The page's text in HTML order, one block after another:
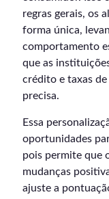
regras gerais, os
forma única,
comportamento
que as
crédito e taxas
precisa.
Essa
oportunidades
pois permite que
mudanças
ajuste a